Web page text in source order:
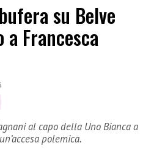
su Belve
Francesca
al capo della Uno Bianca a
polemica.